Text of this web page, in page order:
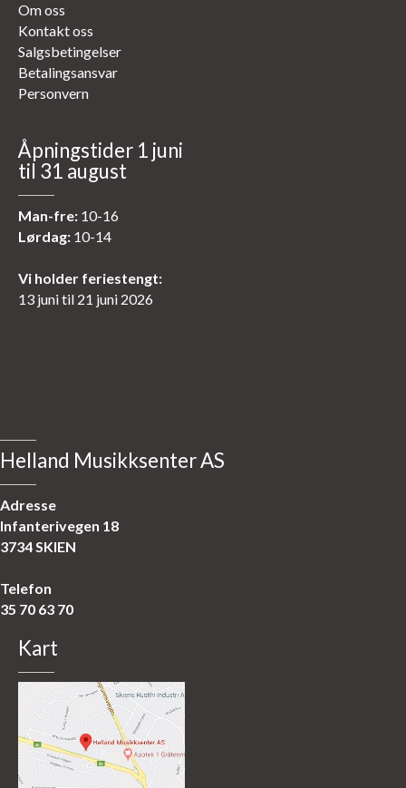
Om oss
Kontakt oss
Salgsbetingelser
Betalingsansvar
Personvern
Åpningstider 1 juni
til 31 august
Man-fre: 10-16
Lørdag: 10-14
Vi holder feriestengt:
13 juni til 21 juni 2026
Helland Musikksenter AS
Adresse
Infanterivegen 18
3734 SKIEN
Telefon
35 70 63 70
Kart